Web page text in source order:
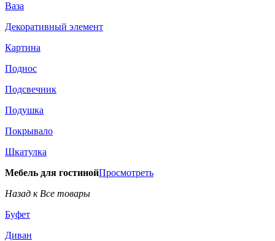
Ваза
Декоративный элемент
Картина
Поднос
Подсвечник
Подушка
Покрывало
Шкатулка
Мебель для гостинойПросмотреть
Назад к Все товары
Буфет
Диван